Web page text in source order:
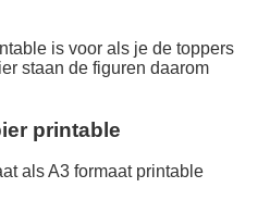
is voor als je de toppers
staan de figuren daarom
printable
als A3 formaat printable